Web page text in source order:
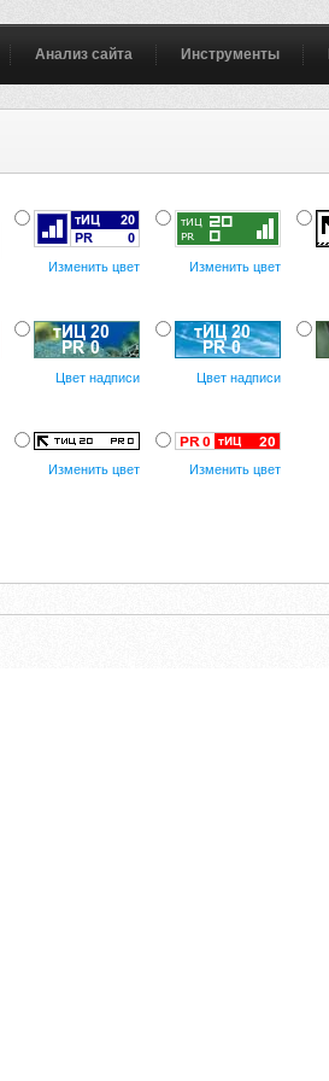
Анализ сайта Инструменты
Изменить цвет Изменить цвет
Цвет надписи Цвет надписи
Изменить цвет Изменить цвет